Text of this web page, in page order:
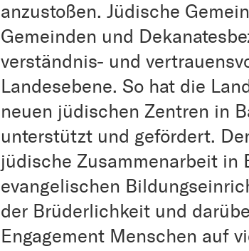
anzustoßen. Jüdische
Gemeinden und
verständnis- und
Landesebene. So hat die
neuen jüdischen Zentren in
unterstützt und gefördert.
jüdische Zusammenarbeit in
evangelischen
der Brüderlichkeit und
Engagement Menschen auf